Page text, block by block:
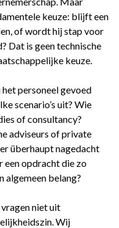
keuze: blijft een
of wordt hij stap voor
Dat is geen technische
keuze.
personeel gevoed
scenario’s uit? Wie
of consultancy?
adviseurs of private
überhaupt nagedacht
opdracht die zo
algemeen belang?
niet uit
Wij